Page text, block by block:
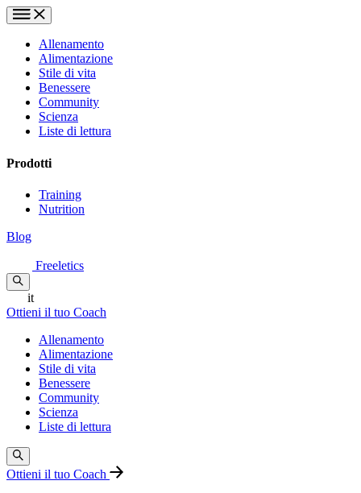
Allenamento
Alimentazione
Stile di vita
Benessere
Community
Scienza
Liste di lettura
Prodotti
Training
Nutrition
Blog
Freeletics
it
Ottieni il tuo Coach
Allenamento
Alimentazione
Stile di vita
Benessere
Community
Scienza
Liste di lettura
Ottieni il tuo Coach